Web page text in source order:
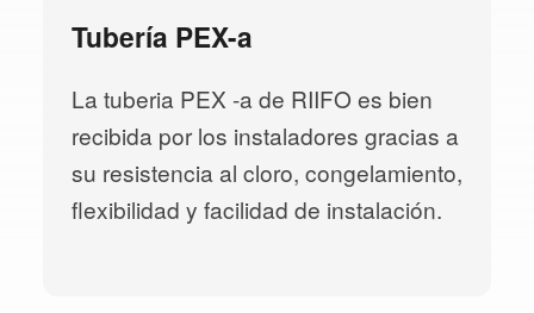
Tubería PEX-a
La tuberia PEX -a de RIIFO es bien
recibida por los instaladores gracias a
su resistencia al cloro, congelamiento,
flexibilidad y facilidad de instalación.